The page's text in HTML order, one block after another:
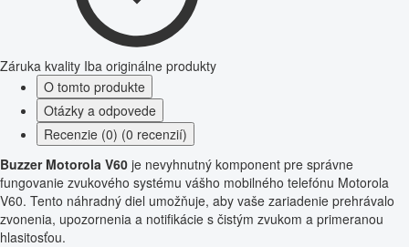
Záruka kvality Iba originálne produkty
O tomto produkte
Otázky a odpovede
Recenzie (0) (0 recenzií)
Buzzer Motorola V60 je nevyhnutný komponent pre správne
fungovanie zvukového systému vášho mobilného telefónu Motorola
V60. Tento náhradný diel umožňuje, aby vaše zariadenie prehrávalo
zvonenia, upozornenia a notifikácie s čistým zvukom a primeranou
hlasitosťou.